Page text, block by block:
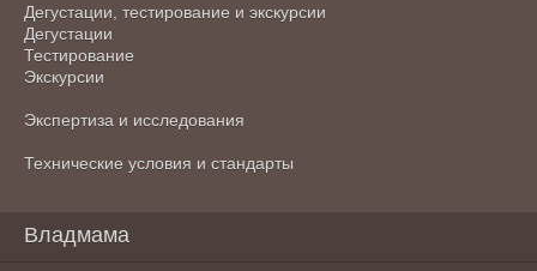
Дегустации, тестирование и экскурсии
Дегустации
Тестирование
Экскурсии
Экспертиза и исследования
Технические условия и стандарты
Владмама